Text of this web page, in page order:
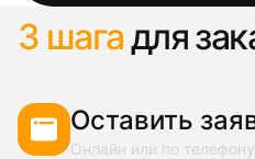
3 шагадля
Оставить
Онлайн или по телефону